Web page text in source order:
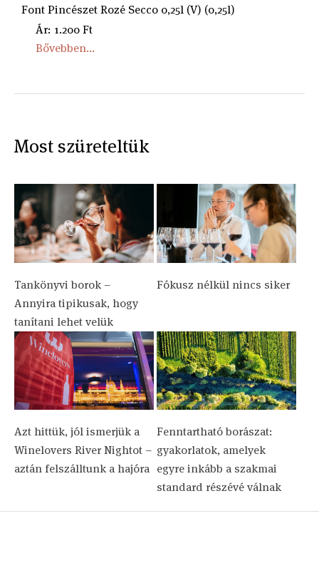
Font Pincészet Rozé Secco 0,25l (V) (0,25l)
Ár: 1.200 Ft
Bővebben...
Most szüreteltük
Tankönyvi borok –
Annyira tipikusak, hogy
tanítani lehet velük
Fókusz nélkül nincs siker
Azt hittük, jól ismerjük a
Winelovers River Nightot –
aztán felszálltunk a hajóra
Fenntartható borászat:
gyakorlatok, amelyek
egyre inkább a szakmai
standard részévé válnak